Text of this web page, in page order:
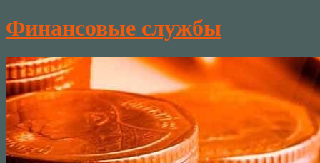
Финансовые службы